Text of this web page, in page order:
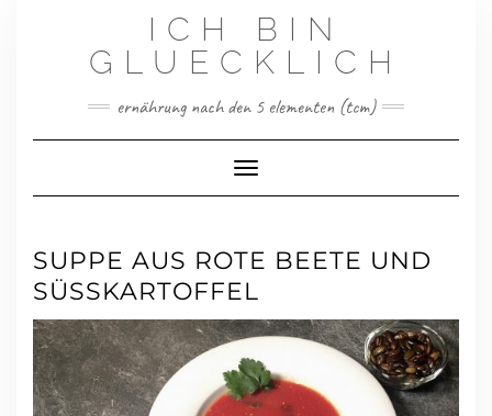
ICH BIN
GLUECKLICH
ernährung nach den 5 elementen (tcm)
Toggle Navigation
SUPPE AUS ROTE BEETE UND
SÜSSKARTOFFEL